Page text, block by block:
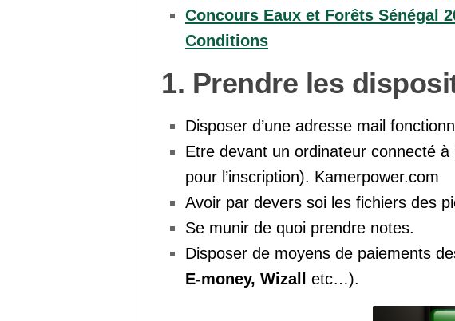
Concours Eaux et Forêts Sénégal
Conditions
1. Prendre les
Disposer d’une adresse mail
Etre devant un ordinateur connecté
pour l’inscription). Kamerpower.com
Avoir par devers soi les fichiers des
Se munir de quoi prendre notes.
Disposer de moyens de paiements
E-money, Wizall
etc…).